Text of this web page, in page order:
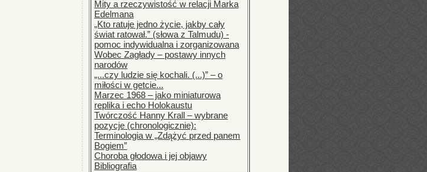
Mity a rzeczywistość w relacji Marka
Edelmana
„Kto ratuje jedno życie, jakby cały
świat ratował.” (słowa z Talmudu) -
pomoc indywidualna i zorganizowana
Wobec Zagłady – postawy innych
narodów
„...czy ludzie się kochali. (...)” – o
miłości w getcie...
Marzec 1968 – jako miniaturowa
replika i echo Holokaustu
Twórczość Hanny Krall – wybrane
pozycje (chronologicznie):
Terminologia w „Zdążyć przed panem
Bogiem”
Choroba głodowa i jej objawy
Bibliografia